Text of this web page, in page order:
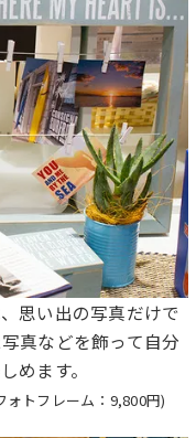
思い出の写真だけで
真などを飾って自分
めます。
ォトフレーム：9,800円)